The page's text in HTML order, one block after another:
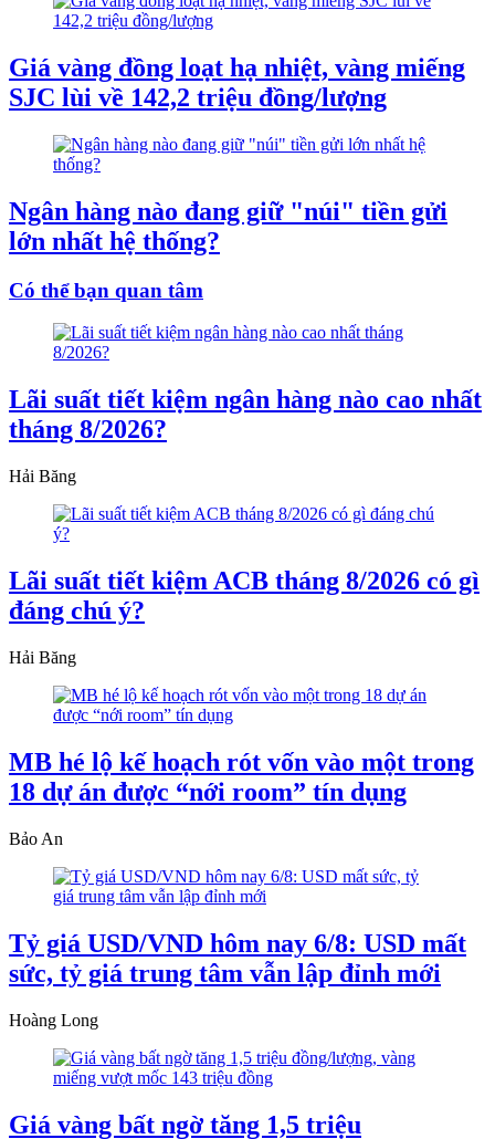
Giá vàng đồng loạt hạ nhiệt, vàng miếng
SJC lùi về 142,2 triệu đồng/lượng
Ngân hàng nào đang giữ "núi" tiền gửi
lớn nhất hệ thống?
Có thể bạn quan tâm
Lãi suất tiết kiệm ngân hàng nào cao nhất
tháng 8/2026?
Hải Băng
Lãi suất tiết kiệm ACB tháng 8/2026 có gì
đáng chú ý?
Hải Băng
MB hé lộ kế hoạch rót vốn vào một trong
18 dự án được “nới room” tín dụng
Bảo An
Tỷ giá USD/VND hôm nay 6/8: USD mất
sức, tỷ giá trung tâm vẫn lập đỉnh mới
Hoàng Long
Giá vàng bất ngờ tăng 1,5 triệu